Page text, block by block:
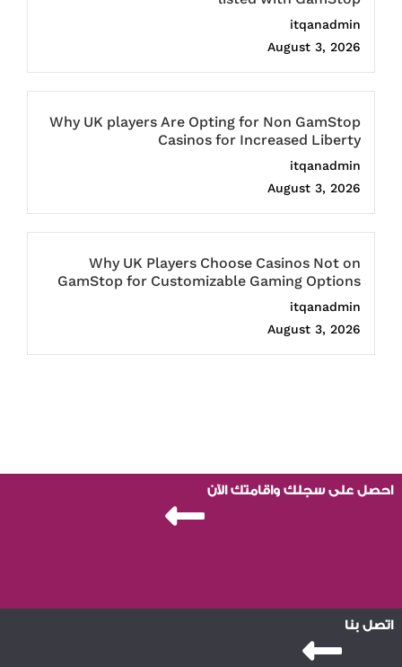
itqanadmin
August 3, 2026
Why UK players Are Opting for Non GamStop
Casinos for Increased Liberty
itqanadmin
August 3, 2026
Why UK Players Choose Casinos Not on
GamStop for Customizable Gaming Options
itqanadmin
August 3, 2026
احصل على سجلك واقامتك الآن
اتصل بنا